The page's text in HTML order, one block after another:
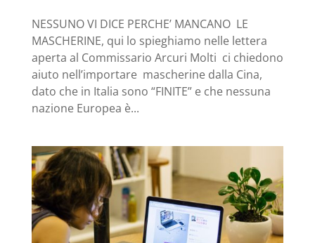
NESSUNO VI DICE PERCHE’ MANCANO LE
MASCHERINE, qui lo spieghiamo nelle lettera
aperta al Commissario Arcuri Molti ci chiedono
aiuto nell’importare mascherine dalla Cina,
dato che in Italia sono “FINITE” e che nessuna
nazione Europea è...